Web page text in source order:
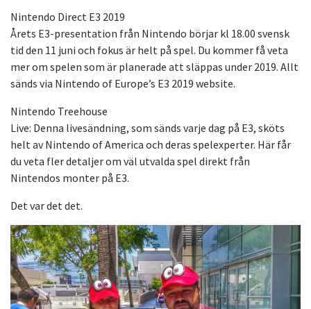
Nintendo Direct E3 2019
Årets E3-presentation från Nintendo börjar kl 18.00 svensk
tid den 11 juni och fokus är helt på spel. Du kommer få veta
mer om spelen som är planerade att släppas under 2019. Allt
sänds via Nintendo of Europe’s E3 2019 website.
Nintendo Treehouse
Live: Denna livesändning, som sänds varje dag på E3, sköts
helt av Nintendo of America och deras spelexperter. Här får
du veta fler detaljer om väl utvalda spel direkt från
Nintendos monter på E3.
Det var det det.